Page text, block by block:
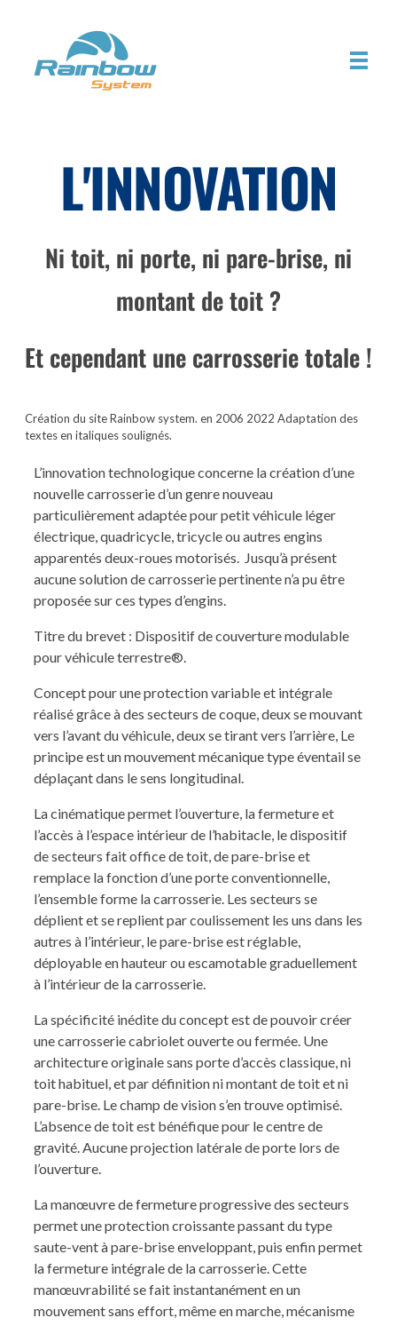
L'INNOVATION
Ni toit, ni porte, ni pare-brise, ni
montant de toit ?
Et cependant une carrosserie totale !
Création du site Rainbow system. en 2006 2022 Adaptation des
textes en italiques soulignés.
L’innovation technologique concerne la création d’une
nouvelle carrosserie d’un genre nouveau
particulièrement adaptée pour petit véhicule léger
électrique, quadricycle, tricycle ou autres engins
apparentés deux-roues motorisés. Jusqu’à présent
aucune solution de carrosserie pertinente n’a pu être
proposée sur ces types d’engins.
Titre du brevet : Dispositif de couverture modulable
pour véhicule terrestre®.
Concept pour une protection variable et intégrale
réalisé grâce à des secteurs de coque, deux se mouvant
vers l’avant du véhicule, deux se tirant vers l’arrière, Le
principe est un mouvement mécanique type éventail se
déplaçant dans le sens longitudinal.
La cinématique permet l’ouverture, la fermeture et
l’accès à l’espace intérieur de l’habitacle, le dispositif
de secteurs fait office de toit, de pare-brise et
remplace la fonction d’une porte conventionnelle,
l’ensemble forme la carrosserie. Les secteurs se
déplient et se replient par coulissement les uns dans les
autres à l’intérieur, le pare-brise est réglable,
déployable en hauteur ou escamotable graduellement
à l’intérieur de la carrosserie.
La spécificité inédite du concept est de pouvoir créer
une carrosserie cabriolet ouverte ou fermée. Une
architecture originale sans porte d’accès classique, ni
toit habituel, et par définition ni montant de toit et ni
pare-brise. Le champ de vision s’en trouve optimisé.
L’absence de toit est bénéfique pour le centre de
gravité. Aucune projection latérale de porte lors de
l’ouverture.
La manœuvre de fermeture progressive des secteurs
permet une protection croissante passant du type
saute-vent à pare-brise enveloppant, puis enfin permet
la fermeture intégrale de la carrosserie.Cette
manœuvrabilité se fait instantanément en un
mouvement sans effort, même en marche, mécanisme